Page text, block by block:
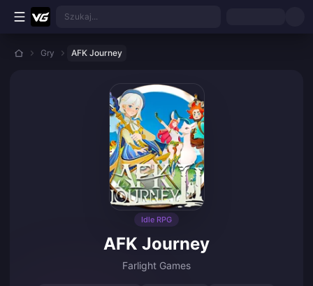
Przejdź do głównej treści
Szukaj...
Gry AFK Journey
Idle RPG
AFK Journey
Farlight Games